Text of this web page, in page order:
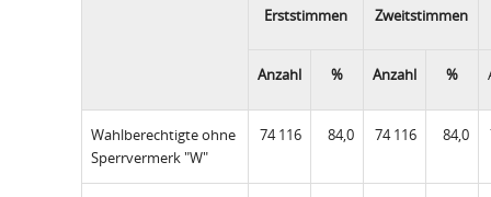
Erststimmen Zweitstimmen
Anzahl % Anzahl %
Wahlberechtigte ohne
Sperrvermerk "W"
74 116 84,0 74 116 84,0